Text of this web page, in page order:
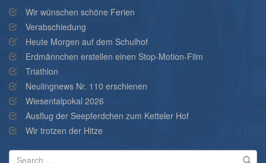
Complete
Wir wünschen schöne Ferien
Verabschiedung
Heute Morgen auf dem Schulhof
Erdmännchen erstellen einen Stop-Motion-Film
Triathlon
Neulingnews Nr. 110 erschienen
Wiesentalpokal 2026
Ausflug der Seepferdchen zum Ketteler Hof
Wir trotzen der Hitze
Search